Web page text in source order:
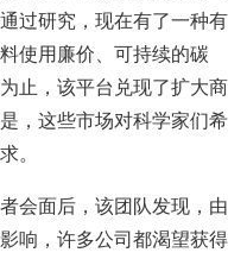
过研究，现在有了一种有
使用廉价、可持续的碳
止，该平台兑现了扩大商
，这些市场对科学家们希
。
会面后，该团队发现，由
响，许多公司都渴望获得